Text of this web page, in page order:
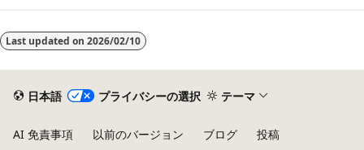
が
無
Last updated on 2026/02/10
日本語 プライバシーの選択 テーマ
AI 免責事項 以前のバージョン ブログ
投稿